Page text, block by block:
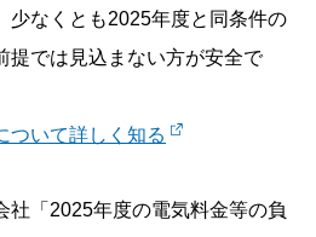
少なくとも2025年度と同条件の
提では見込まない方が安全で
ついて詳しく知る
「2025年度の電気料金等の負